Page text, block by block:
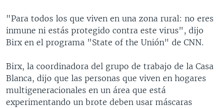
"Para todos los que viven en una zona rural: no eres
inmune ni estás protegido contra este virus", dijo
Birx en el programa "State of the Unión" de CNN.
Birx, la coordinadora del grupo de trabajo de la Casa
Blanca, dijo que las personas que viven en hogares
multigeneracionales en un área que está
experimentando un brote deben usar máscaras